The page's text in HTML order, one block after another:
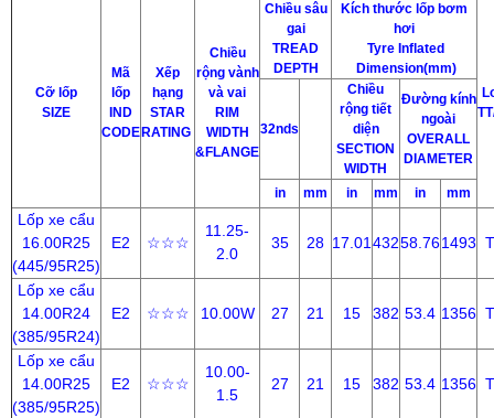
Cỡ lốp
SIZE
Mã
lốp
IND
CODE
Xếp
hạng
STAR
RATING
Chiều
rộng vành
và vai
RIM
WIDTH
&FLANGE
Chiều sâu
gai
TREAD
DEPTH
Kích thước lốp bơm
hơi
Tyre Inflated
Dimension(mm)
32nds
Chiều
rộng tiết
diện
SECTION
WIDTH
Đường kính
ngoài
OVERALL
DIAMETER
in mm in mm in mm
Lốp xe cẩu
16.00R25
(445/95R25)
E2 ☆☆☆
11.25-
2.0
35 28 17.0143258.761493
Lốp xe cẩu
14.00R24
(385/95R24)
E2 ☆☆☆ 10.00W 27 21 15 382 53.4 1356
Lốp xe cẩu
14.00R25
(385/95R25)
E2 ☆☆☆
10.00-
1.5
27 21 15 382 53.4 1356